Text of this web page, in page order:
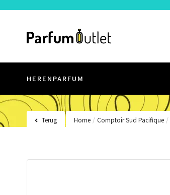
HERENPARFUM
Terug Home / Comptoir Sud Pacifique /